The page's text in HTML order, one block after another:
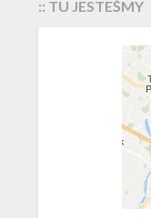
:: TU JESTEŚMY